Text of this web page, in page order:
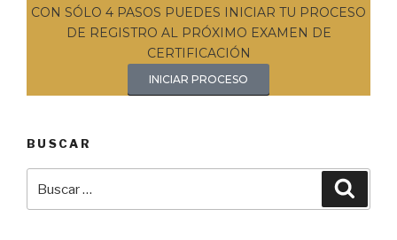
CON SÓLO 4 PASOS PUEDES INICIAR TU PROCESO
DE REGISTRO AL PRÓXIMO EXAMEN DE
CERTIFICACIÓN
INICIAR PROCESO
BUSCAR